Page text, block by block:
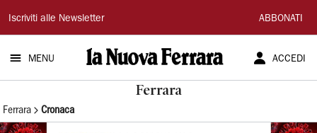
La
Nuova
Ferrara
Iscriviti alle Newsletter ABBONATI
MENU ACCEDI
Ferrara
Ferrara Cronaca